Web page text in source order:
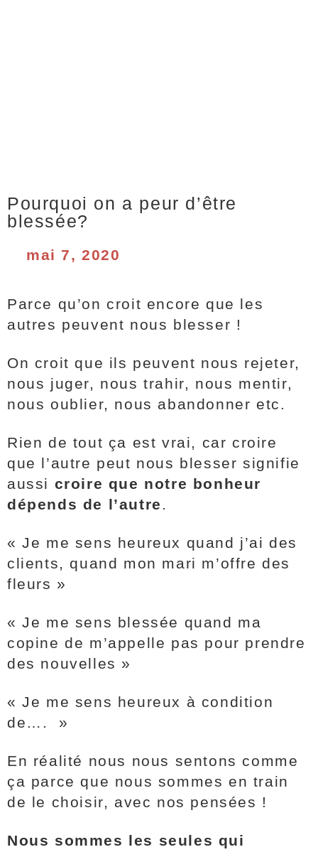
Pourquoi on a peur d’être
blessée?
mai 7, 2020
Parce qu’on croit encore que les
autres peuvent nous blesser !
On croit que ils peuvent nous rejeter,
nous juger, nous trahir, nous mentir,
nous oublier, nous abandonner etc.
Rien de tout ça est vrai, car croire
que l’autre peut nous blesser signifie
aussi croire que notre bonheur
dépends de l’autre .
« Je me sens heureux quand j’ai des
clients, quand mon mari m’offre des
fleurs »
« Je me sens blessée quand ma
copine de m’appelle pas pour prendre
des nouvelles »
« Je me sens heureux à condition
de…. »
En réalité nous nous sentons comme
ça parce que nous sommes en train
de le choisir, avec nos pensées !
Nous sommes les seules qui